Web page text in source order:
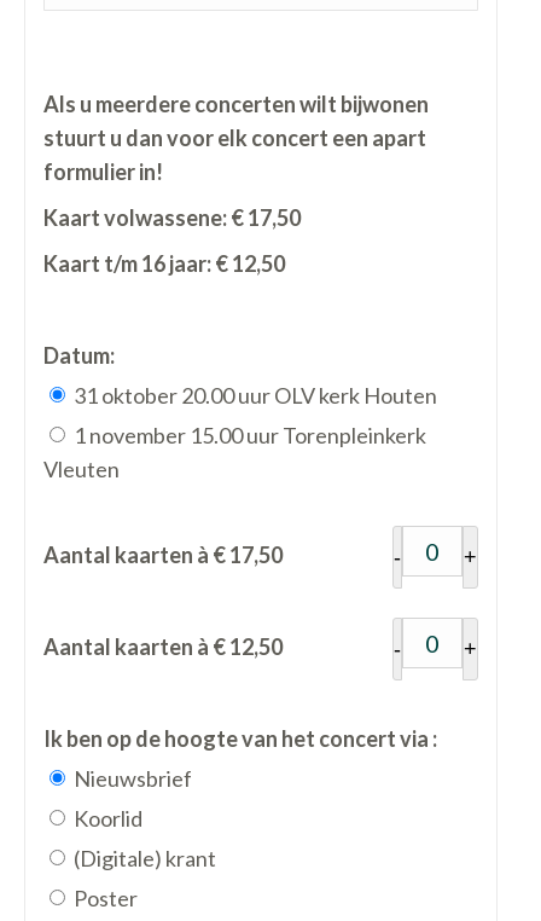
Als u meerdere concerten wilt bijwonen
stuurt u dan voor elk concert een apart
formulier in!
Kaart volwassene: € 17,50
Kaart t/m 16 jaar: € 12,50
Datum:
31 oktober 20.00 uur OLV kerk Houten
1 november 15.00 uur Torenpleinkerk
Vleuten
Aantal kaarten à € 17,50 - +
Aantal kaarten à € 12,50 - +
Ik ben op de hoogte van het concert via :
Nieuwsbrief
Koorlid
(Digitale) krant
Poster